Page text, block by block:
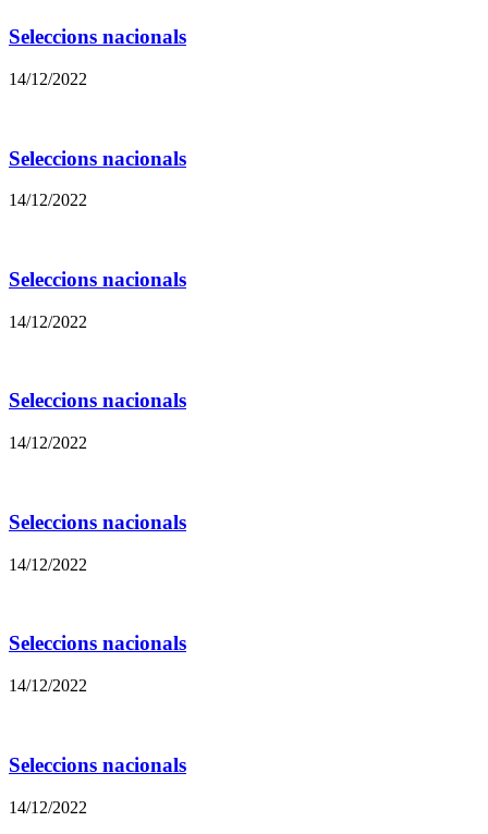
Seleccions nacionals
14/12/2022
Seleccions nacionals
14/12/2022
Seleccions nacionals
14/12/2022
Seleccions nacionals
14/12/2022
Seleccions nacionals
14/12/2022
Seleccions nacionals
14/12/2022
Seleccions nacionals
14/12/2022